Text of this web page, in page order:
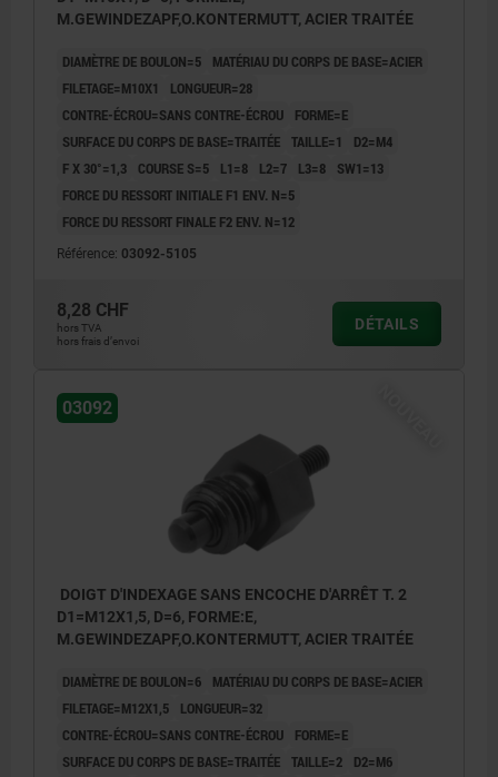
M.GEWINDEZAPF,O.KONTERMUTT, ACIER TRAITÉE
DIAMÈTRE DE BOULON=5
MATÉRIAU DU CORPS DE BASE=ACIER
FILETAGE=M10X1
LONGUEUR=28
CONTRE-ÉCROU=SANS CONTRE-ÉCROU
FORME=E
SURFACE DU CORPS DE BASE=TRAITÉE TAILLE=1
D2=M4
F X 30°=1,3
COURSE S=5 L1=8 L2=7 L3=8
SW1=13
FORCE DU RESSORT INITIALE F1 ENV. N=5
FORCE DU RESSORT FINALE F2 ENV. N=12
Référence: 03092-5105
8,28 CHF
hors TVA
hors frais d’envoi
DÉTAILS
03092
DOIGT D'INDEXAGE SANS ENCOCHE D'ARRÊT T. 2
D1=M12X1,5, D=6, FORME:E,
M.GEWINDEZAPF,O.KONTERMUTT, ACIER TRAITÉE
DIAMÈTRE DE BOULON=6
MATÉRIAU DU CORPS DE BASE=ACIER
FILETAGE=M12X1,5
LONGUEUR=32
CONTRE-ÉCROU=SANS CONTRE-ÉCROU
FORME=E
SURFACE DU CORPS DE BASE=TRAITÉE TAILLE=2
D2=M6